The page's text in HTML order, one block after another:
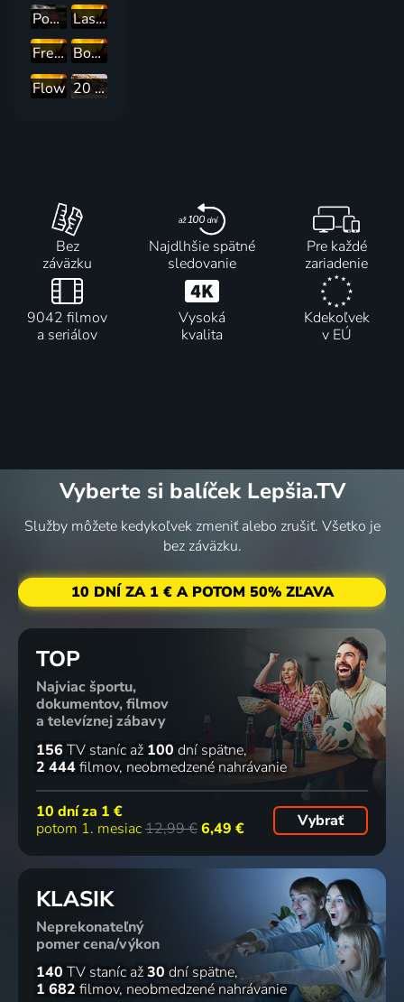
Popstory
Lasica píše Čekovskému
Fresh Out The Box
Bounce & Fun
Flow
20 let společné plavby
Bez
záväzku
Najdlhšie spätné
sledovanie
Pre každé
zariadenie
9042 filmov
a seriálov
Vysoká
kvalita
Kdekoľvek
v EÚ
Vyberte si balíček Lepšia.TV
Služby môžete kedykoľvek zmeniť alebo zrušiť. Všetko je
bez záväzku.
10 DNÍ ZA 1 € A POTOM 50% ZĽAVA
TOP
Najviac športu,
dokumentov, filmov
a televíznej zábavy
156 TV staníc až 100 dní spätne
2 444filmov neobmedzené nahrávanie
10 dní za 1 €
potom 1. mesiac12,99 €6,49 € Vybrať
KLASIK
Neprekonateľný
pomer cena/výkon
140 TV staníc až30 dní spätne
1 682 filmov neobmedzené nahrávanie